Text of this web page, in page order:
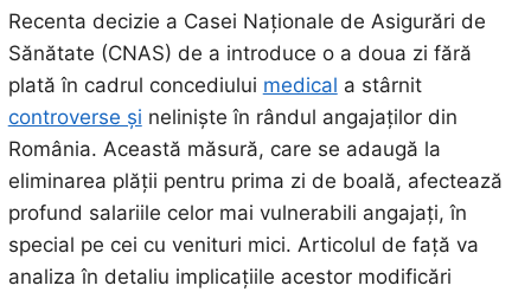
Recenta decizie a Casei Naționale de Asigurări de
Sănătate (CNAS) de a introduce o a doua zi fără
plată în cadrul concediului medical a stârnit
controverse și neliniște în rândul angajaților din
România. Această măsură, care se adaugă la
eliminarea plății pentru prima zi de boală, afectează
profund salariile celor mai vulnerabili angajați, în
special pe cei cu venituri mici. Articolul de față va
analiza în detaliu implicațiile acestor modificări